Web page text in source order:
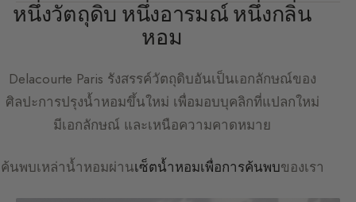
หนึ่งวัตถุดิบ หนึ่งอารมณ์ หนึ่งกลิ่น
หอม
Delacourte Paris รังสรรค์วัตถุดิบอันเป็นเอกลักษณ์ของ
ศิลปะการปรุงน้ำหอมขึ้นใหม่ เพื่อมอบบุคลิกที่แปลกใหม่
มีเอกลักษณ์ และเหนือความคาดหมาย
ค้นพบเหล่าน้ำหอมผ่านเซ็ตน้ำหอมเพื่อการค้นพบของเรา